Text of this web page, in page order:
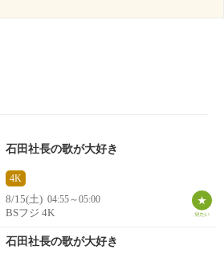
石田社長の歌が大好き
4K
8/15(土) 04:55～05:00
BSフジ 4K
石田社長の歌が大好き